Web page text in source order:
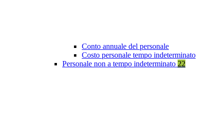
Conto annuale del personale
Costo personale tempo indeterminato
Personale non a tempo indeterminato 22